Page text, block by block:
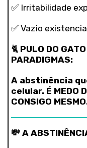
✅ Irritabilidade
✅ Vazio
🐈 PULO DO
PARADIGMAS:
A abstinência
celular. É MEDO
CONSIGO
💸 A